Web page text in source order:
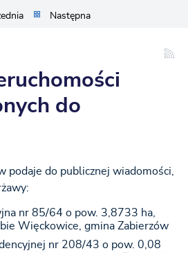
Następna
do
podaje do publicznej wiadomości,
nr 85/64 o pow. 3,8733 ha,
Więckowice, gmina Zabierzów
nr 208/43 o pow. 0,08